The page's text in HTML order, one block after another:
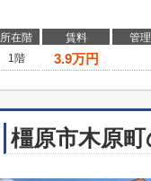
所在階 賃料
管
1階
3.9万円
橿原市木原